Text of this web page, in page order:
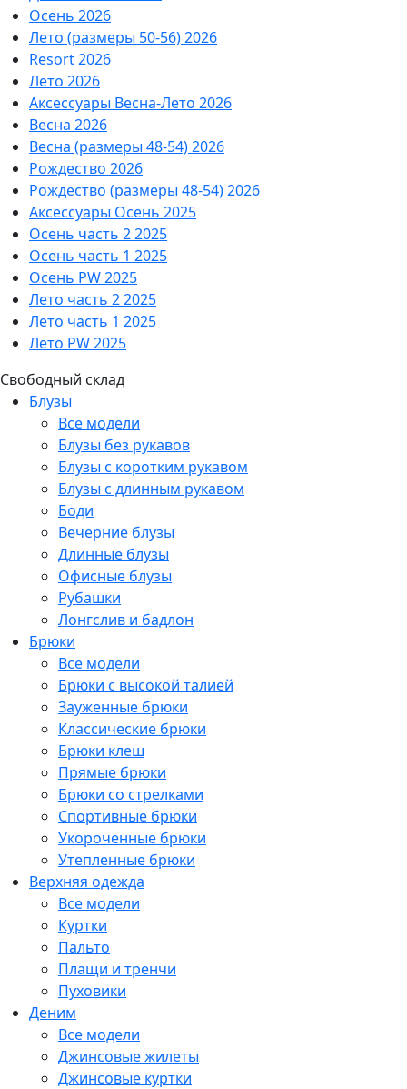
Осень 2026
Лето (размеры 50-56) 2026
Resort 2026
Лето 2026
Аксессуары Весна-Лето 2026
Весна 2026
Весна (размеры 48-54) 2026
Рождество 2026
Рождество (размеры 48-54) 2026
Аксессуары Осень 2025
Осень часть 2 2025
Осень часть 1 2025
Осень PW 2025
Лето часть 2 2025
Лето часть 1 2025
Лето PW 2025
Свободный склад
Блузы
Все модели
Блузы без рукавов
Блузы с коротким рукавом
Блузы с длинным рукавом
Боди
Вечерние блузы
Длинные блузы
Офисные блузы
Рубашки
Лонгслив и бадлон
Брюки
Все модели
Брюки с высокой талией
Зауженные брюки
Классические брюки
Брюки клеш
Прямые брюки
Брюки со стрелками
Спортивные брюки
Укороченные брюки
Утепленные брюки
Верхняя одежда
Все модели
Куртки
Пальто
Плащи и тренчи
Пуховики
Деним
Все модели
Джинсовые жилеты
Джинсовые куртки